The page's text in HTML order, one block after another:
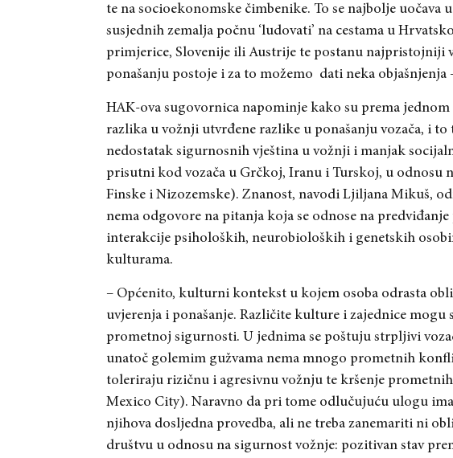
te na socioekonomske čimbenike. To se najbolje
susjednih zemalja počnu ‘ludovati’ na cestama u
primjerice, Slovenije ili Austrije te postanu najpristojniji
ponašanju postoje i za to možemo dati neka
HAK-ova sugovornica napominje kako su prema
razlika u vožnji utvrđene razlike u ponašanju vozača, i to
nedostatak sigurnosnih vještina u vožnji i manjak
prisutni kod vozača u Grčkoj, Iranu i Turskoj, u odnosu
Finske i Nizozemske). Znanost, navodi Ljiljana Mikuš,
nema odgovore na pitanja koja se odnose na
interakcije psiholoških, neurobioloških i genetskih
kulturama.
– Općenito, kulturni kontekst u kojem osoba odrasta
uvjerenja i ponašanje. Različite kulture i zajednice mogu
prometnoj sigurnosti. U jednima se poštuju strpljivi
unatoč golemim gužvama nema mnogo prometnih
toleriraju rizičnu i agresivnu vožnju te kršenje
Mexico City). Naravno da pri tome odlučujuću ulogu
njihova dosljedna provedba, ali ne treba zanemariti ni
društvu u odnosu na sigurnost vožnje: pozitivan stav